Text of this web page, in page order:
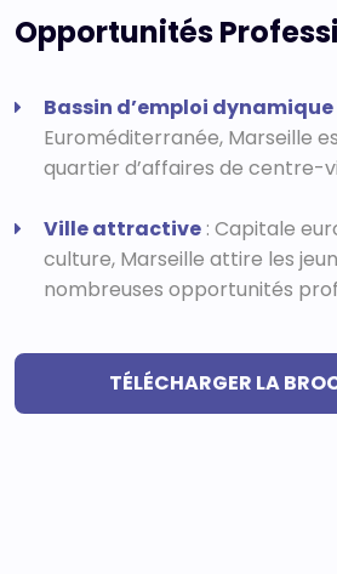
PORTEFEUILLES DE
VAE
CAMPUS
CAMPUS LYON
CAMPUS
Opportunités
Bassin d’emploi dynamique
Euroméditerranée, Marseille
quartier d’affaires de centre-
Ville attractive : Capitale
culture, Marseille attire les
nombreuses opportunités
TÉLÉCHARGER LA